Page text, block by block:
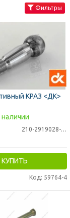
Фильтры
КРАЗ <ДК>
наличии
210-2919028-03
КУПИТЬ
Код: 59764-4